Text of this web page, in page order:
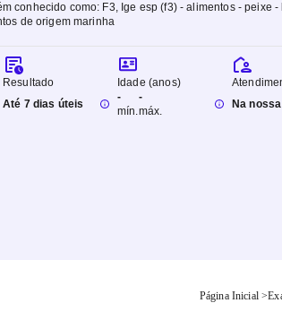
conhecido como: F3, Ige esp (f3) - alimentos - peixe
de origem marinha
Resultado
Até 7 dias úteis
Idade (anos)
-
mín.
-
máx.
Na
Página Inicial >